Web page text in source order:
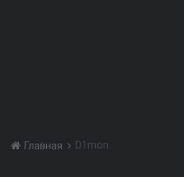
Главная D1mon